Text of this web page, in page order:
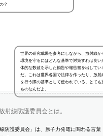
の？
世界の研究成果を参考にしながら、放射線か
環境を守るにはどんな基準で対策すれば良い
体的な数値を示した勧告や報告書を出してい
だ。これは世界各国で法律を作ったり、放射
を行う際の基準として使われている、とても
ものなんだよ。
射線防護委員会とは。
線防護委員会」は、原子力発電に関わる言葉